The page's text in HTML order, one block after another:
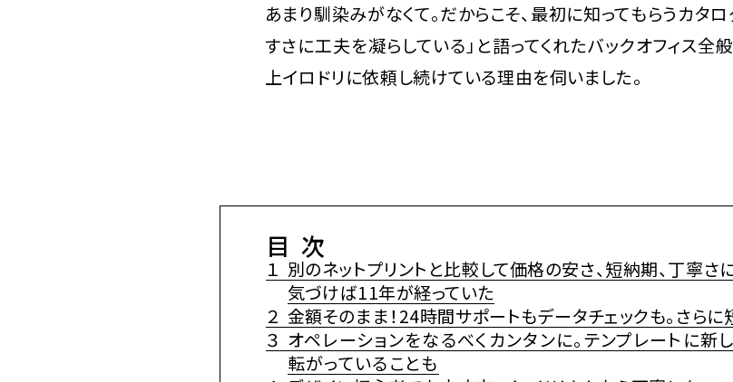
あまり馴染みがなくて。だからこそ、最初に知ってもらうカタ
すさに工夫を凝らしている」と語ってくれたバックオフィス全
上イロドリに依頼し続けている理由を伺いました。
目次
１ 別のネットプリントと比較して価格の安さ、短納期、丁寧さ
気づけば11年が経っていた
２ 金額そのまま！24時間サポートもデータチェックも。さらに
３ オペレーションをなるべくカンタンに。テンプレートに新
転がっていることも